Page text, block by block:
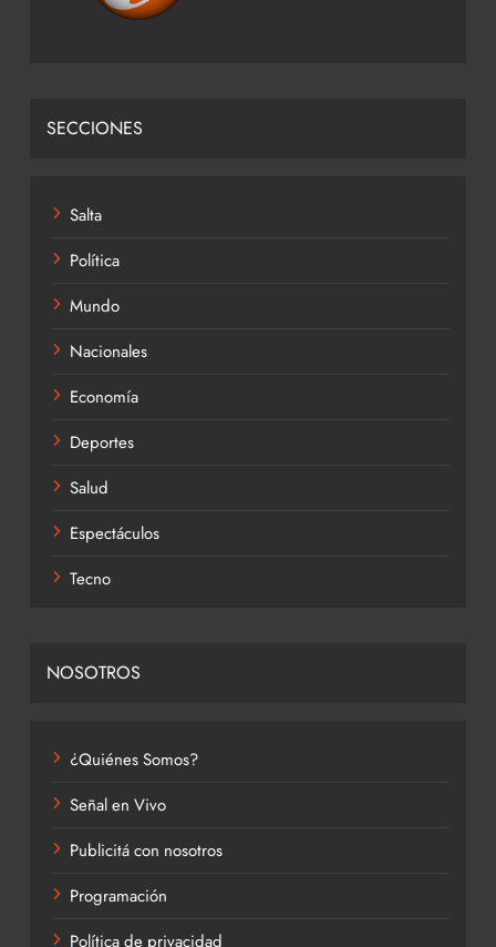
SECCIONES
Salta
Política
Mundo
Nacionales
Economía
Deportes
Salud
Espectáculos
Tecno
NOSOTROS
¿Quiénes Somos?
Señal en Vivo
Publicitá con nosotros
Programación
Política de privacidad